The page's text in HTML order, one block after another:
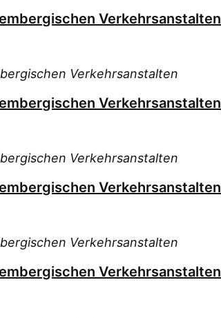
Verkehrsanstalten
Verkehrsanstalten
Verkehrsanstalten
Verkehrsanstalten
Verkehrsanstalten
Verkehrsanstalten
Verkehrsanstalten